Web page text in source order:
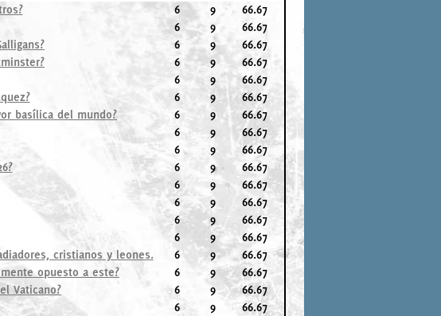
6 9
66.67
6 9
66.67
6 9
66.67
6 9
66.67
6 9
66.67
6 9
66.67
basílica del mundo? 6 9
66.67
6 9
66.67
6 9
66.67
6 9
66.67
6 9
66.67
6 9
66.67
6 9
66.67
6 9
66.67
cristianos y leones. 6 9
66.67
opuesto a este? 6 9
66.67
Vaticano? 6 9
66.67
6 9
66.67